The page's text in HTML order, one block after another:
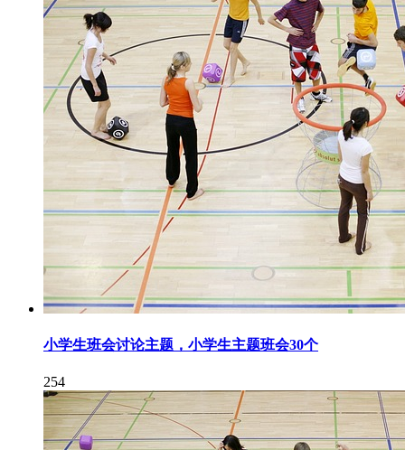
小学生班会讨论主题，小学生主题班会30个
254